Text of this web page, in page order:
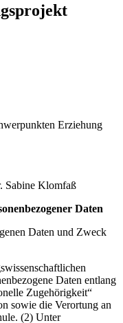
Erziehung
Sabine Klomfaß
Daten
Daten und Zweck
Daten entlang
Zugehörigkeit“
sowie die Verortung an
(2) Unter